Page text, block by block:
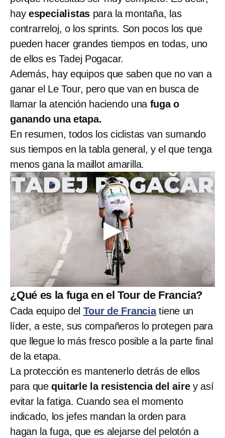
hay especialistas para la montaña, las
contrarreloj, o los sprints. Son pocos los que
pueden hacer grandes tiempos en todas, uno
de ellos es Tadej Pogacar.
Además, hay equipos que saben que no van a
ganar el Le Tour, pero que van en busca de
llamar la atención haciendo una fuga o
ganando una etapa.
En resumen, todos los ciclistas van sumando
sus tiempos en la tabla general, y el que tenga
menos gana la maillot amarilla.
¿Qué es la fuga en el Tour de Francia?
Cada equipo del Tour de Franciatiene un
líder, a este, sus compañeros lo protegen para
que llegue lo más fresco posible a la parte final
de la etapa.
La protección es mantenerlo detrás de ellos
para quequitarle la resistencia del airey así
evitar la fatiga. Cuando sea el momento
indicado, los jefes mandan la orden para
hagan la fuga, que es alejarse del pelotón a